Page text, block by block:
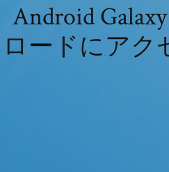
Android
ロードにアク